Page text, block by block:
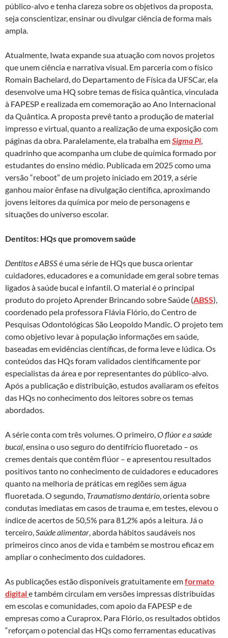
público-alvo e tenha clareza sobre os objetivos da proposta,
seja conscientizar, ensinar ou divulgar ciência de forma mais
ampla.
Atualmente, Iwata expande sua atuação com novos projetos
que unem ciência e narrativa visual. Em parceria com o físico
Romain Bachelard, do Departamento de Física da UFSCar, ela
desenvolve uma HQ sobre temas de física quântica, vinculada
à FAPESP e realizada em comemoração ao Ano Internacional
da Quântica. A proposta prevê tanto a produção de material
impresso e virtual, quanto a realização de uma exposição com
páginas da obra. Paralelamente, ela trabalha emSigma Pi,
quadrinho que acompanha um clube de química formado por
estudantes do ensino médio. Publicada em 2025 como uma
versão “reboot” de um projeto iniciado em 2019, a série
ganhou maior ênfase na divulgação científica, aproximando
jovens leitores da química por meio de personagens e
situações do universo escolar.
Dentitos: HQs que promovem saúde
Dentitos e ABSSé uma série de HQs que busca orientar
cuidadores, educadores e a comunidade em geral sobre temas
ligados à saúde bucal e infantil. O material é o principal
produto do projeto Aprender Brincando sobre Saúde (ABSS),
coordenado pela professora Flávia Flório, do Centro de
Pesquisas Odontológicas São Leopoldo Mandic. O projeto tem
como objetivo levar à população informações em saúde,
baseadas em evidências científicas, de forma leve e lúdica. Os
conteúdos das HQs foram validados cientificamente por
especialistas da área e por representantes do público-alvo.
Após a publicação e distribuição, estudos avaliaram os efeitos
das HQs no conhecimento dos leitores sobre os temas
abordados.
A série conta com três volumes. O primeiro,O flúor e a saúde
bucal, ensina o uso seguro do dentifrício fluoretado – os
cremes dentais que contêm flúor – e apresentou resultados
positivos tanto no conhecimento de cuidadores e educadores
quanto na melhoria de práticas em regiões sem água
fluoretada. O segundo, Traumatismo dentário, orienta sobre
condutas imediatas em casos de trauma e, em testes, elevou o
índice de acertos de 50,5% para 81,2% após a leitura. Já o
terceiro,Saúde alimentar, aborda hábitos saudáveis nos
primeiros cinco anos de vida e também se mostrou eficaz em
ampliar o conhecimento dos cuidadores.
As publicações estão disponíveis gratuitamente emformato
digitale também circulam em versões impressas distribuídas
em escolas e comunidades, com apoio da FAPESP e de
empresas como a Curaprox. Para Flório, os resultados obtidos
“reforçam o potencial das HQs como ferramentas educativas